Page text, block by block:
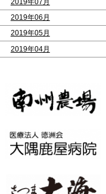
2019年06月
2019年05月
2019年04月